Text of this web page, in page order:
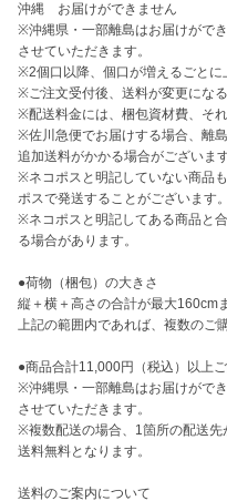
沖縄　お届けができません
※沖縄県・一部離島はお届けがで
させていただきます。
※2個口以降、個口が増えるごとに
※ご注文受付後、送料が変更になる
※配送料金には、梱包資材費、そ
※佐川急便でお届けする場合、離
追加送料がかかる場合がございます
※ネコポスと明記していない商品
ポスで発送することがございます
※ネコポスと明記してある商品と
る場合があります。
●荷物（梱包）の大きさ
縦＋横＋高さの合計が最大160cm
上記の範囲内であれば、複数のご
●商品合計11,000円（税込）以上
※沖縄県・一部離島はお届けがで
させていただきます。
※複数配送の場合、1箇所の配送
送料無料となります。
送料のご案内について